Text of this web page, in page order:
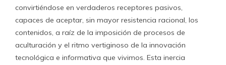
convirtiéndose en verdaderos receptores pasivos,
capaces de aceptar, sin mayor resistencia racional, los
contenidos, a raíz de la imposición de procesos de
aculturación y el ritmo vertiginoso de la innovación
tecnológica e informativa que vivimos. Esta inercia